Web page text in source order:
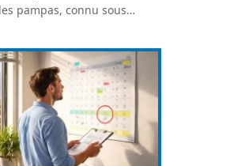
pampas, connu sous…